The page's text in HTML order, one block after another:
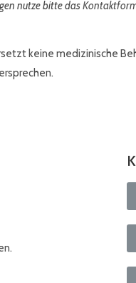
nutze bitte das
keine medizinische